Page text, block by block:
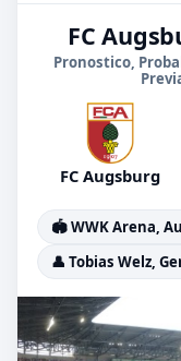
FC
Pronostico,
FC Augsburg
🏟️ WWK Arena,
👤 Tobias Welz,